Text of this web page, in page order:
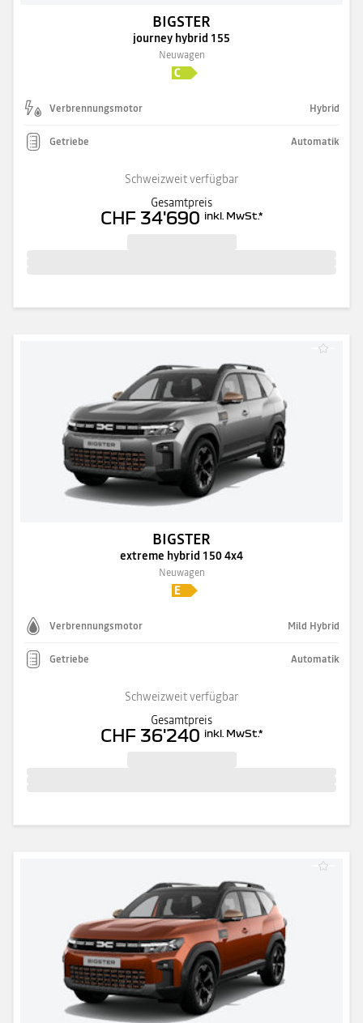
BIGSTER
journey hybrid 155
Neuwagen
Verbrennungsmotor Hybrid
Getriebe Automatik
Schweizweit verfügbar
Gesamtpreis
CHF 34'690 inkl. MwSt.*
BIGSTER
extreme hybrid 150 4x4
Neuwagen
Verbrennungsmotor Mild Hybrid
Getriebe Automatik
Schweizweit verfügbar
Gesamtpreis
CHF 36'240 inkl. MwSt.*